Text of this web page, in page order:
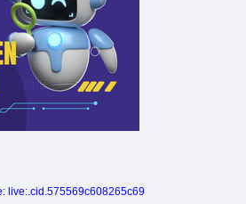
live:.cid.575569c608265c69